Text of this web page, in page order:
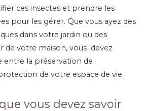
ces insectes et prendre les
pour les gérer. Que vous ayez des
dans votre jardin ou des
de votre maison, vous devez
entre la préservation de
de votre espace de vie.
vous devez savoir